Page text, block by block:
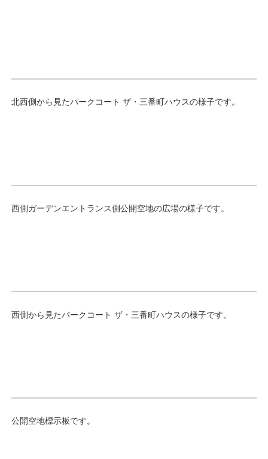
北西側から見たパークコート ザ・三番町ハウスの様子です。
西側ガーデンエントランス側公開空地の広場の様子です。
西側から見たパークコート ザ・三番町ハウスの様子です。
公開空地標示板です。